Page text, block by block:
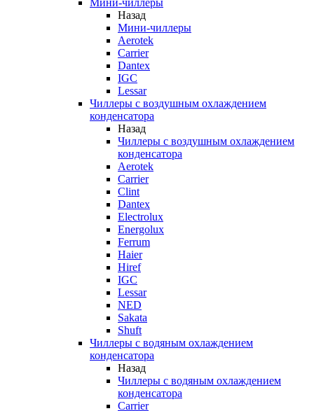
Мини-чиллеры
Назад
Мини-чиллеры
Aerotek
Carrier
Dantex
IGC
Lessar
Чиллеры с воздушным охлаждением
конденсатора
Назад
Чиллеры с воздушным охлаждением
конденсатора
Aerotek
Carrier
Clint
Dantex
Electrolux
Energolux
Ferrum
Haier
Hiref
IGC
Lessar
NED
Sakata
Shuft
Чиллеры с водяным охлаждением
конденсатора
Назад
Чиллеры с водяным охлаждением
конденсатора
Carrier